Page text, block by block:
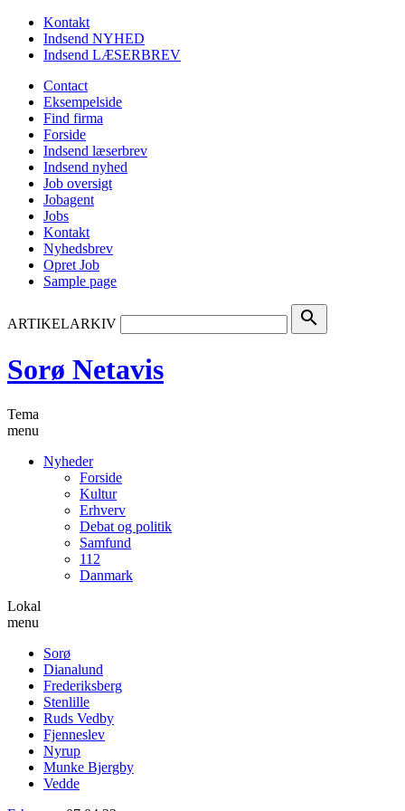
Kontakt
Indsend NYHED
Indsend LÆSERBREV
Contact
Eksempelside
Find firma
Forside
Indsend læserbrev
Indsend nyhed
Job oversigt
Jobagent
Jobs
Kontakt
Nyhedsbrev
Opret Job
Sample page
ARTIKELARKIV search
Sorø Netavis
Tema
menu
Nyheder
Forside
Kultur
Erhverv
Debat og politik
Samfund
112
Danmark
Lokal
menu
Sorø
Dianalund
Frederiksberg
Stenlille
Ruds Vedby
Fjenneslev
Nyrup
Munke Bjergby
Vedde